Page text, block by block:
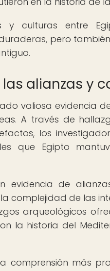
y culturas entre
pero
alianzas y
valiosa evidencia
A través de
los
que Egipto
evidencia de
complejidad de las
arqueológicos
la historia del
comprensión más